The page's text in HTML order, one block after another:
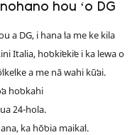
hou ʻo DG
a DG, i hana ʻia me ke kila
hoʻokiʻekiʻe i ka lewa o
a me nā wahi kūʻai.
hoʻokahi
24-hola.
ka hōʻoia maikaʻi.